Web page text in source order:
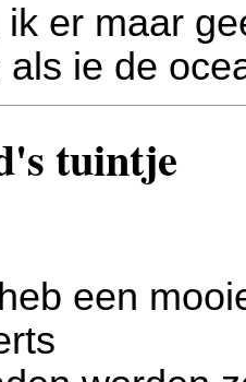
er maar
ie de
tuintje
een